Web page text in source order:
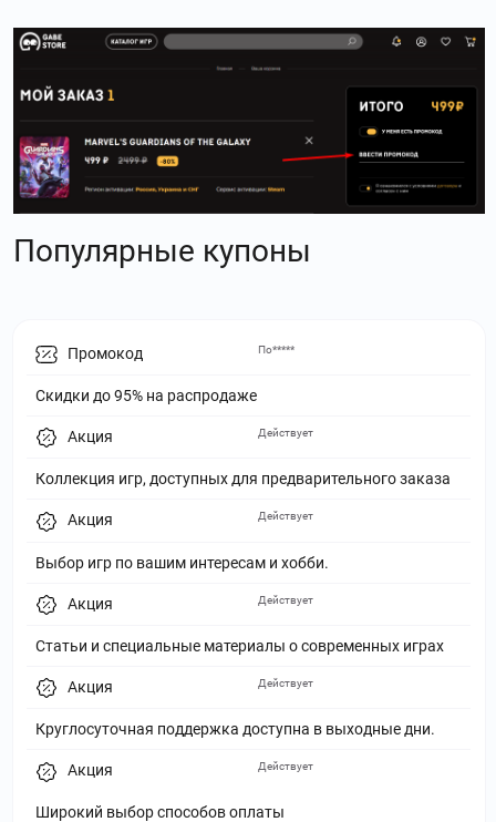
Популярные купоны
Промокод
Скидки до 95% на распродаже
По*****
Акция
Коллекция игр, доступных для предварительного заказа
Действует
Акция
Выбор игр по вашим интересам и хобби.
Действует
Акция
Статьи и специальные материалы о современных играх
Действует
Акция
Круглосуточная поддержка доступна в выходные дни.
Действует
Акция
Широкий выбор способов оплаты
Действует